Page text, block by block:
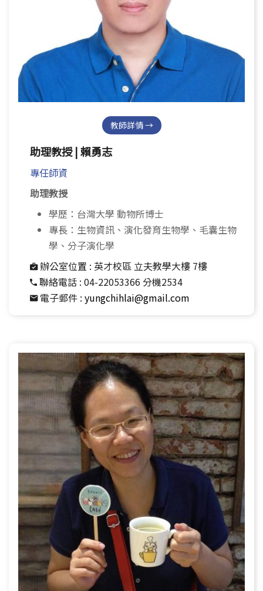
教師詳情 →
助理教授 | 賴勇志
專任師資
助理教授
學歷：台灣大學 動物所博士
專長：生物資訊、演化發育生物學、毛囊生物
學、分子演化學
辦公室位置 : 英才校區 立夫教學大樓 7樓
聯絡電話 : 04-22053366 分機2534
電子郵件 : yungchihlai@gmail.com